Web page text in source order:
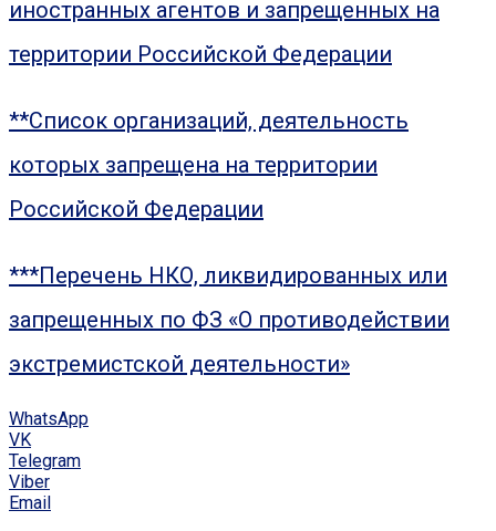
иностранных агентов и запрещенных на
территории Российской Федерации
**Список организаций, деятельность
которых запрещена на территории
Российской Федерации
***Перечень НКО, ликвидированных или
запрещенных по ФЗ «О противодействии
экстремистской деятельности»
WhatsApp
VK
Telegram
Viber
Email